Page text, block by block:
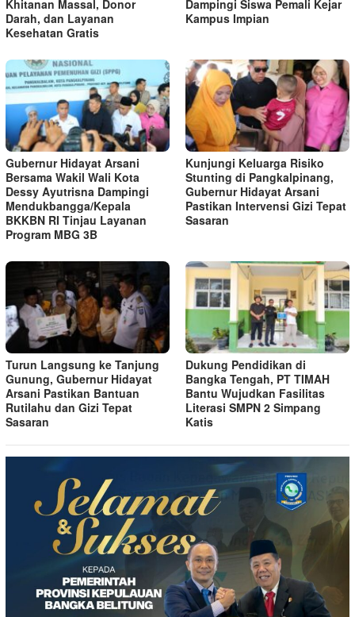
Khitanan Massal, Donor
Darah, dan Layanan
Kesehatan Gratis
Dampingi Siswa Pemali Kejar
Kampus Impian
Gubernur Hidayat Arsani
Bersama Wakil Wali Kota
Dessy Ayutrisna Dampingi
Mendukbangga/Kepala
BKKBN RI Tinjau Layanan
Program MBG 3B
Kunjungi Keluarga Risiko
Stunting di Pangkalpinang,
Gubernur Hidayat Arsani
Pastikan Intervensi Gizi Tepat
Sasaran
Turun Langsung ke Tanjung
Gunung, Gubernur Hidayat
Arsani Pastikan Bantuan
Rutilahu dan Gizi Tepat
Sasaran
Dukung Pendidikan di
Bangka Tengah, PT TIMAH
Bantu Wujudkan Fasilitas
Literasi SMPN 2 Simpang
Katis